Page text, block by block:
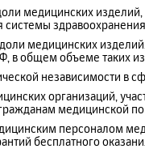
медицинских
системы
медицинских
в общем объеме таких
независимости в
организаций,
медицинской
персоналом
бесплатного